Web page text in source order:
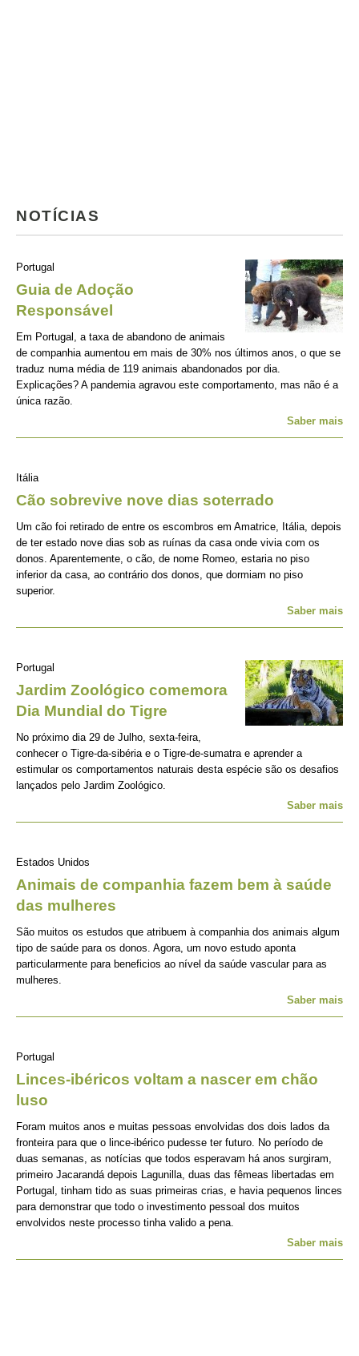
NOTÍCIAS
Portugal
Guia de Adoção
Responsável
Em Portugal, a taxa de abandono de animais
de companhia aumentou em mais de 30% nos últimos anos, o que se
traduz numa média de 119 animais abandonados por dia.
Explicações? A pandemia agravou este comportamento, mas não é a
única razão.
Saber mais
Itália
Cão sobrevive nove dias soterrado
Um cão foi retirado de entre os escombros em Amatrice, Itália, depois
de ter estado nove dias sob as ruínas da casa onde vivia com os
donos. Aparentemente, o cão, de nome Romeo, estaria no piso
inferior da casa, ao contrário dos donos, que dormiam no piso
superior.
Saber mais
Portugal
Jardim Zoológico comemora
Dia Mundial do Tigre
No próximo dia 29 de Julho, sexta-feira,
conhecer o Tigre-da-sibéria e o Tigre-de-sumatra e aprender a
estimular os comportamentos naturais desta espécie são os desafios
lançados pelo Jardim Zoológico.
Saber mais
Estados Unidos
Animais de companhia fazem bem à saúde
das mulheres
São muitos os estudos que atribuem à companhia dos animais algum
tipo de saúde para os donos. Agora, um novo estudo aponta
particularmente para beneficios ao nível da saúde vascular para as
mulheres.
Saber mais
Portugal
Linces-ibéricos voltam a nascer em chão
luso
Foram muitos anos e muitas pessoas envolvidas dos dois lados da
fronteira para que o lince-ibérico pudesse ter futuro. No período de
duas semanas, as notícias que todos esperavam há anos surgiram,
primeiro Jacarandá depois Lagunilla, duas das fêmeas libertadas em
Portugal, tinham tido as suas primeiras crias, e havia pequenos linces
para demonstrar que todo o investimento pessoal dos muitos
envolvidos neste processo tinha valido a pena.
Saber mais